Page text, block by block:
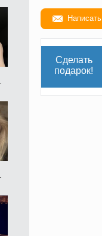
Написать
Сделать
подарок!